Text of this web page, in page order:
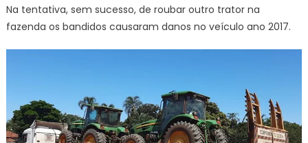
Na tentativa, sem sucesso, de roubar outro trator na
fazenda os bandidos causaram danos no veículo ano 2017.